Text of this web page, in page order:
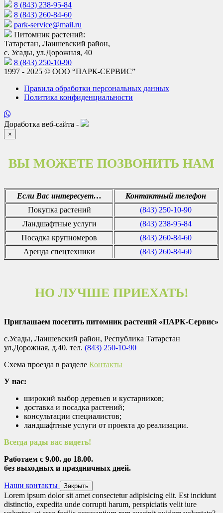
8 (843) 238-95-84
8 (843) 260-84-60
park-service@mail.ru
Питомник растений:
Татарстан, Лаишевский район,
с. Усады, ул.Дорожная, 40
8 (843) 250-10-90
1997 - 2025 © ООО “ПАРК-СЕРВИС”
Правила обработки персональных данных
Политика конфиденциальности
Доработка веб-сайта -
×
ВЫ МОЖЕТЕ ПОЗВОНИТЬ НАМ
Если Вас интересует…
Контактный телефон
Покупка растений
(843) 250-10-90
Ландшафтные услуги
(843) 238-95-84
Посадка крупномеров
(843) 260-84-60
Аренда спецтехники
(843) 260-84-60
НО ЛУЧШЕ ПРИЕХАТЬ!
Приглашаем посетить питомник растений «ПАРК-Сервис»
с.Усады, Лаишевский район, Республика Татарстан
ул.Дорожная, д.40. тел. (843) 250-10-90
Схема проезда в разделе Контакты
У нас:
широкий выбор деревьев и кустарников;
доставка и посадка растений;
консультации специалистов;
ландшафтные услуги от проекта до реализации.
Всегда рады вас видеть!
Работаем с 9.00. до 18.00.
без выходных и праздничных дней.
Наши контакты Закрыть
Lorem ipsum dolor sit amet consectetur adipisicing elit. Est incidunt
distinctio, expedita unde corrupti harum, perspiciatis velit iure